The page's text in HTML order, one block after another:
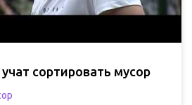
сортировать мусор